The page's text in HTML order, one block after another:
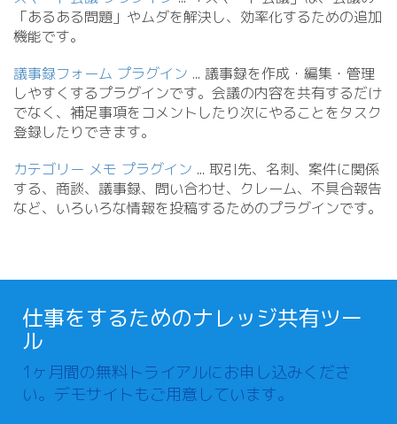
「あるある問題」やムダを解決し、効率化するための追加
機能です。
議事録フォーム プラグイン ... 議事録を作成・編集・管理
しやすくするプラグインです。会議の内容を共有するだけ
でなく、補足事項をコメントしたり次にやることをタスク
登録したりできます。
カテゴリー メモ プラグイン ... 取引先、名刺、案件に関係
する、商談、議事録、問い合わせ、クレーム、不具合報告
など、いろいろな情報を投稿するためのプラグインです。
仕事をするためのナレッジ共有ツー
ル
1ヶ月間の無料トライアルにお申し込みくださ
い。デモサイトもご用意しています。